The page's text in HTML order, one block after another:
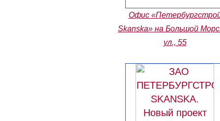
Офис
Skanska» на Большой
ул., 55